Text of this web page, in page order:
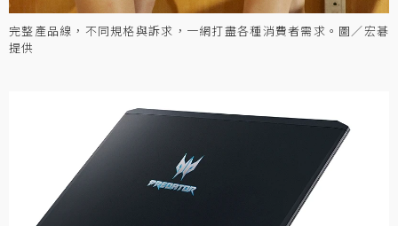
完整產品線，不同規格與訴求，一網打盡各種消費者需求。圖／宏碁
提供